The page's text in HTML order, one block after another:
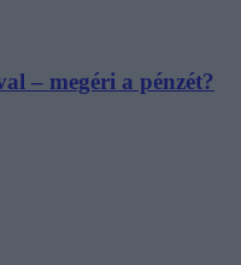
– megéri a pénzét?